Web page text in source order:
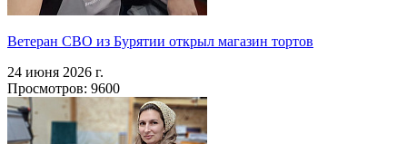
Ветеран СВО из Бурятии открыл магазин тортов
24 июня 2026 г.
Просмотров: 9600